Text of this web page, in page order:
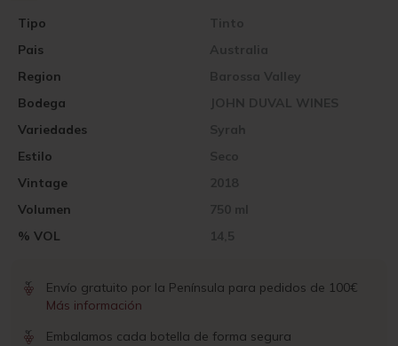
Pais Australia
Vintage 2018
Region Barossa Valley
Volumen 750 ml
Bodega JOHN DUVAL WINES
% VOL 14,5
Variedades Syrah
Tipo Tinto
Estilo Seco
Envío gratuito por la Península para pedidos de 100€
Más información
Embalamos cada botella de forma segura